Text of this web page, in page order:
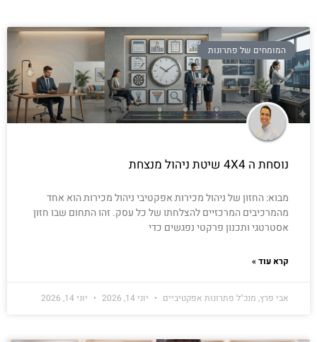
המומחים של פתרונות
נוסחת ה 4X4 שיטת ניהול מנצחת
מבוא: החזון של ניהול מכירות אפקטיבי ניהול מכירות הוא אחד
מהמרכיבים המרכזיים להצלחתו של כל עסק. זהו התחום שבו חזון
אסטרטגי ותכנון פרקטי נפגשים כדי
קרא עוד »
אבי פרץ, מנכ"ל פתרונות אפקטיביים יוני 14, 2026 יוני 14, 2026